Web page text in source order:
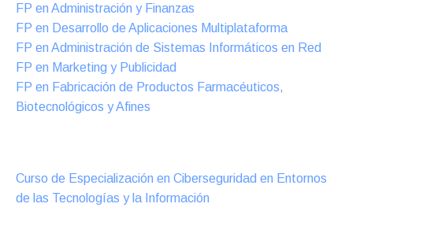
FP en Administración y Finanzas
FP en Desarrollo de Aplicaciones Multiplataforma
FP en Administración de Sistemas Informáticos en Red
FP en Marketing y Publicidad
FP en Fabricación de Productos Farmacéuticos,
Biotecnológicos y Afines
Curso de Especialización en Ciberseguridad en Entornos
de las Tecnologías y la Información